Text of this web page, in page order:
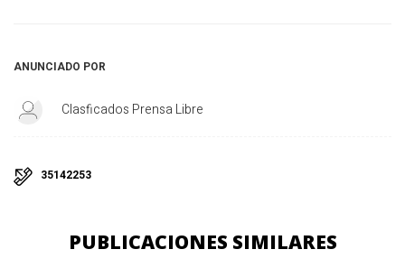
ANUNCIADO POR
Clasficados Prensa Libre
35142253
PUBLICACIONES SIMILARES